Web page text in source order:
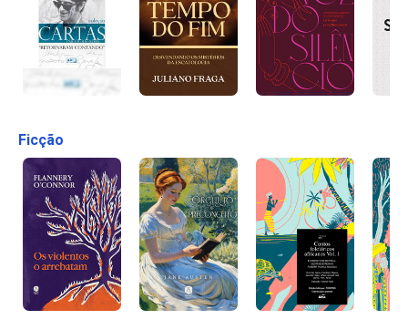
Ficção